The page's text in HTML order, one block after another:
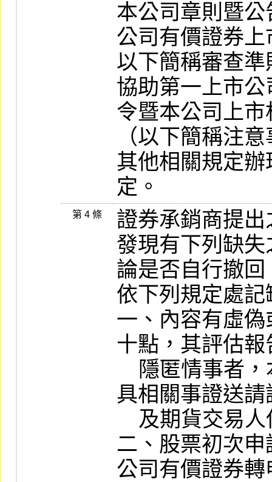
本公司章則暨
公司有價證券
以下簡稱審查
協助第一上市
令暨本公司上
（以下簡稱注
其他相關規定
定。
第 4 條
證券承銷商提
發現有下列缺
論是否自行撤
依下列規定處記
一、內容有虛
十點，其評估
具相關事證送
二、股票初次
公司有價證券